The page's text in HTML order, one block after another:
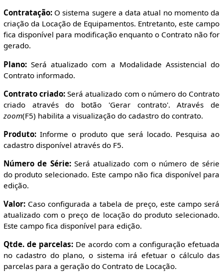
Contratação:O sistema sugere a data atual no momento da
criação da Locação de Equipamentos. Entretanto, este campo
fica disponível para modificação enquanto o Contrato não for
gerado.
Plano:Será atualizado com a Modalidade Assistencial do
Contrato informado.
Contrato criado: Será atualizado com o número do Contrato
criado através do botão 'Gerar contrato'. Através de
zoom(F5) habilita a visualização do cadastro do contrato.
Produto:Informe o produto que será locado. Pesquisa ao
cadastro disponível através do F5.
Número de Série:Será atualizado com o número de série
do produto selecionado. Este campo não fica disponível para
edição.
Valor:Caso configurada a tabela de preço, este campo será
atualizado com o preço de locação do produto selecionado.
Este campo fica disponível para edição.
Qtde. de parcelas:De acordo com a configuração efetuada
no cadastro do plano, o sistema irá efetuar o cálculo das
parcelas para a geração do Contrato de Locação.